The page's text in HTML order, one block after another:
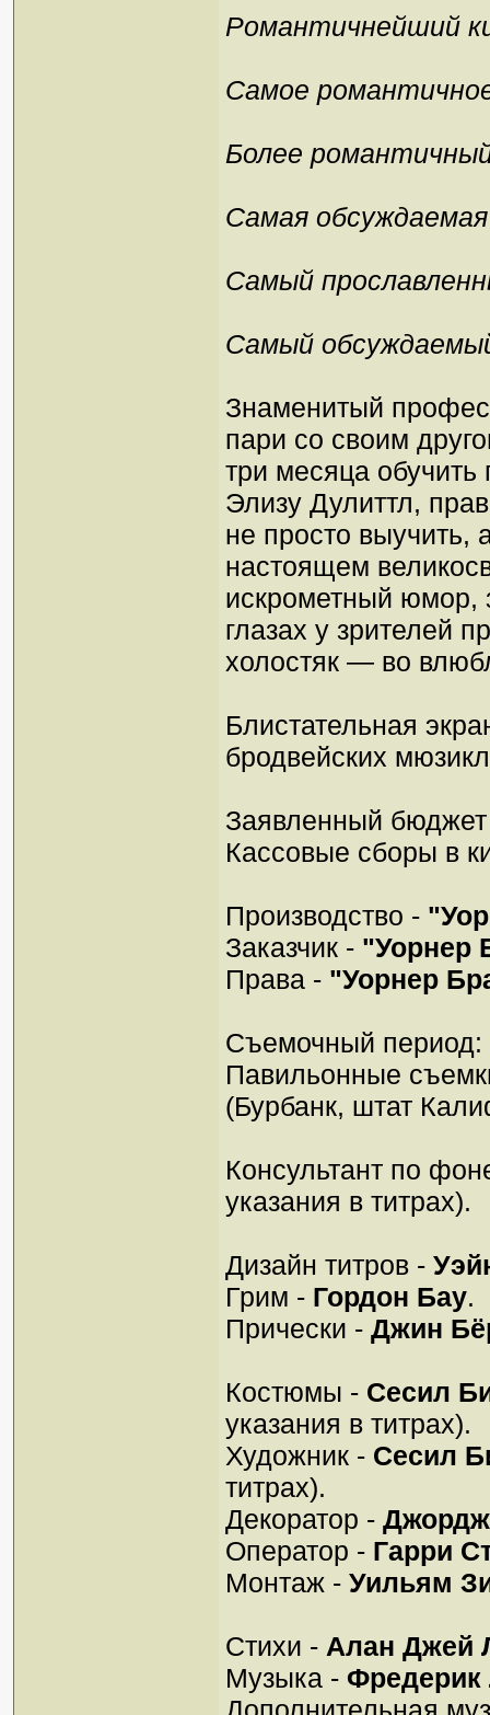
Романтичнейший
Самое
Более
Самая
Самый
Самый
Знаменитый
пари со своим
три месяца
Элизу Дулиттл,
не просто выучить,
настоящем
искрометный юмор,
глазах у зрителей
холостяк — во
Блистательная
бродвейских
Заявленный
Кассовые сборы в
Производство -
Заказчик - "Уорнер
Права - "Уорнер
Съемочный период:
Павильонные
(Бурбанк, штат
Консультант по
указания в титрах).
Дизайн титров -
Грим - Гордон Бау.
Прически - Джин
Костюмы - Сесил
указания в титрах).
Художник - Сесил
титрах).
Декоратор -
Оператор - Гарри
Монтаж - Уильям
Стихи - Алан Джей
Музыка - Фредерик